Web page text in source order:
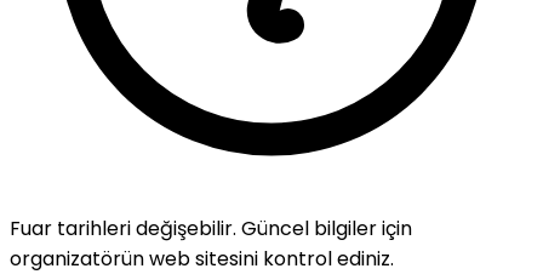
Fuar tarihleri değişebilir. Güncel bilgiler için
organizatörün web sitesini kontrol ediniz.